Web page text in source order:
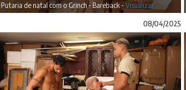
Putaria de natal com o Grinch - Bareback -Visualizar
08/04/2025